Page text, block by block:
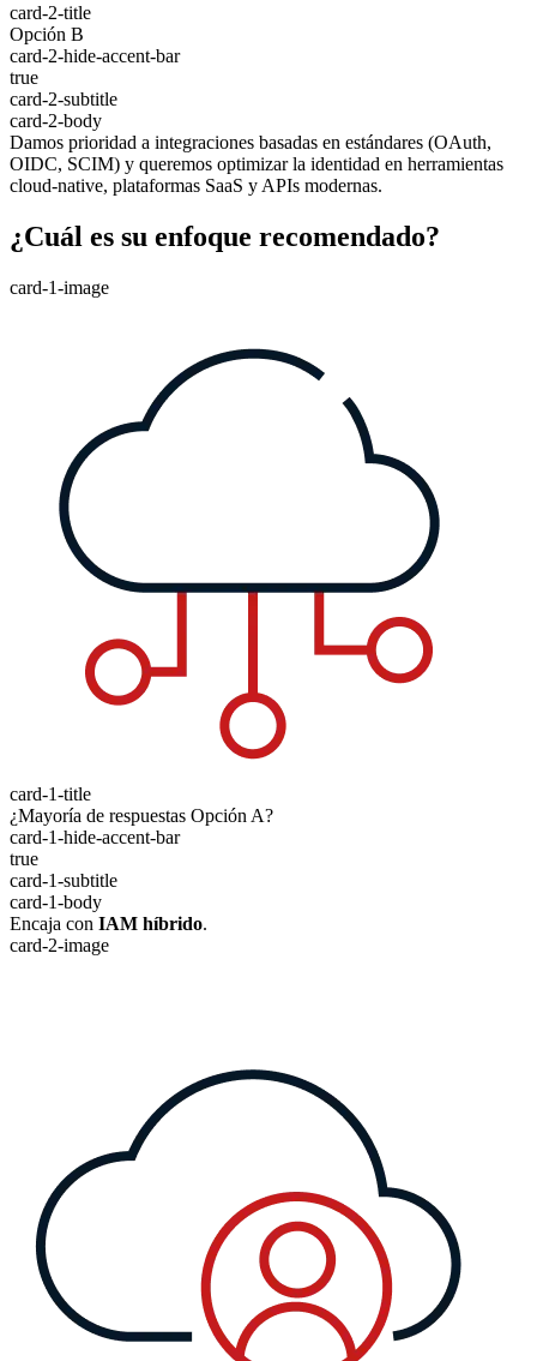
card-2-title
Opción B
card-2-hide-accent-bar
true
card-2-subtitle
card-2-body
Damos prioridad a integraciones basadas en estándares (OAuth,
OIDC, SCIM) y queremos optimizar la identidad en herramientas
cloud-native, plataformas SaaS y APIs modernas.
¿Cuál es su enfoque recomendado?
card-1-image
card-1-title
¿Mayoría de respuestas Opción A?
card-1-hide-accent-bar
true
card-1-subtitle
card-1-body
Encaja con IAM híbrido.
card-2-image